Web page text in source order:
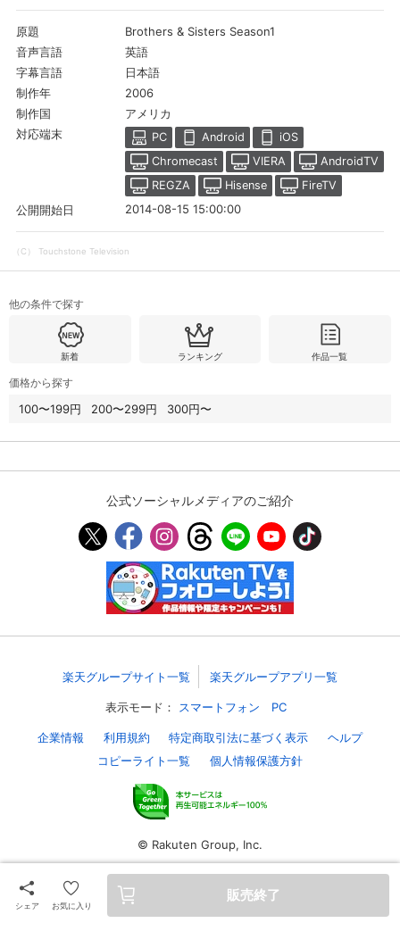
会員情報変更
決済方法変更 決済方法の変更が可能です。
購入明細 ４ヵ月分の購入明細の確認が可能です。
ます。
購入履歴
確認が可能です。こちらから視聴いただく
と便利です。
能です。
視聴年齢制限
サイト内で表示される作品の表示制限が可
能です。5段階の年齢区分から選択できま
す。
視聴デバイス一覧
スマホなどでRakuten TVを視聴する際のデ
バイス連携の設定ができます。
視聴年齢制限の変更時にパスコード入力が
メルマガの配信停止、配信先のメールアド
レスの変更が可能です。
定額見放題コンテンツの解約はこちらから
ログアウト
原題 Brothers & Sisters Season1
音声言語 英語
字幕言語 日本語
制作年 2006
制作国 アメリカ
対応端末 PC Android
iOS
Chromecast
VIERA
AndroidTV
REGZA
Hisense
FireTV
公開開始日
2014-08-15 15:00:00
（C） Touchstone Television
シェア お気に入り
販売終了
他の条件で探す
新着 ランキング 作品一覧
価格から探す
100〜199円 200〜299円 300円〜
公式ソーシャルメディアのご紹介
楽天グループサイト一覧 楽天グループアプリ一覧
表示モード： スマートフォン PC
企業情報 利用規約 特定商取引法に基づく表示
ヘルプ
コピーライト一覧
個人情報保護方針
© Rakuten Group, Inc.